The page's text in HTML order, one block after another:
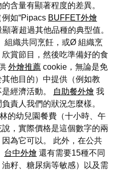
含量有顯著程度的差異。
如“Pipacs BUFFET外燴
著超過其他品種的典型值。
組織共同烹飪，或Ø 組織烹
賞節目，然後吃準備好的食
外燴推薦 cookie，無論是免
他目的）中提供（例如教
經濟活動。
自助餐外燴 我
責人我們的狀況怎麼樣。
的幼兒園餐費（十小時、午
，實際價格是這個數字的兩
為它可以。 此外，在公共
台中外燴 還有需要15種不同
籽、糖尿病等敏感）以及需